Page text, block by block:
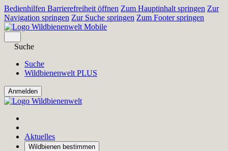
Bedienhilfen Barrierefreiheit öffnen Zum Hauptinhalt springen Zur
Navigation springen Zur Suche springen Zum Footer springen
Suche
Suche
Wildbienenwelt PLUS
Aktuelles
Wildbienen bestimmen